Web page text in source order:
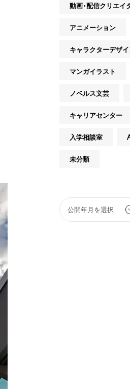
動画・配信クリエイ
アニメーション
キャラクターデザ
マンガイラスト
ノベルス文芸
キャリアセンター
入学相談室
未分類